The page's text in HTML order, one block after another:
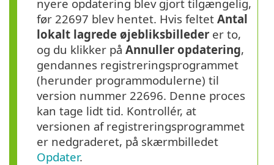
nyere opdatering blev gjort tilgængelig,
før 22697 blev hentet. Hvis feltet Antal
lokalt lagrede øjebliksbilleder er to,
og du klikker på Annuller opdatering,
gendannes registreringsprogrammet
(herunder programmodulerne) til
version nummer 22696. Denne proces
kan tage lidt tid. Kontrollér, at
versionen af registreringsprogrammet
er nedgraderet, på skærmbilledet
Opdater.